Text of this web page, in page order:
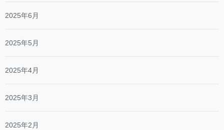
2025年6月
2025年5月
2025年4月
2025年3月
2025年2月